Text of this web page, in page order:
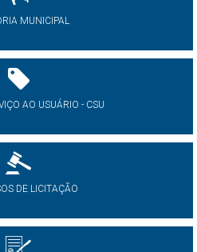
MUNICIPAL
AO USUÁRIO - CSU
DE LICITAÇÃO